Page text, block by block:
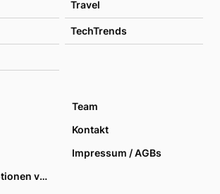
Travel
TechTrends
Team
Kontakt
Impressum / AGBs
Datenschutzoptionen verwalten